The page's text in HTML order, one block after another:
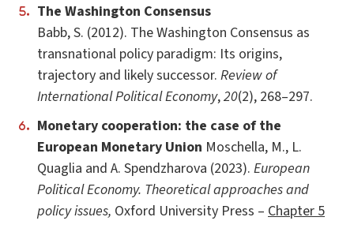
The Washington Consensus
Babb, S. (2012). The Washington Consensus as
transnational policy paradigm: Its origins,
trajectory and likely successor. Review of
International Political Economy,20(2), 268–297.
Monetary cooperation: the case of the
European Monetary Union Moschella, M., L.
Quaglia and A. Spendzharova (2023). European
Political Economy. Theoretical approaches and
policy issues, Oxford University Press – Chapter 5